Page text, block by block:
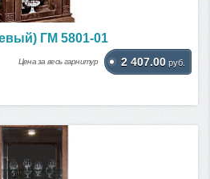
ГМ 5801-01
Цена за весь гарнитур 2 407.00 руб.